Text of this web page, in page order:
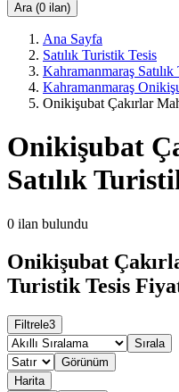
Ara (0 ilan)
Ana Sayfa
Satılık Turistik Tesis
Kahramanmaraş
Kahramanmaraş
Onikişubat Çakırlar
Onikişubat
Satılık
0 ilan bulundu
Onikişubat
Turistik Tesis
Filtrele3
Sırala
Görünüm
Harita